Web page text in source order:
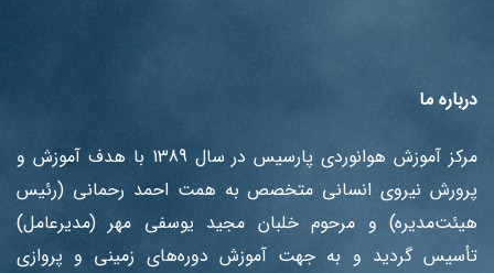
درباره ما
مرکز آموزش هوانوردی پارسیس در سال 1389 با هدف آموزش ‌و
پرورش نیروی انسانی متخصص به همت احمد رحمانی (رئیس
هیئت‌مدیره) و مرحوم خلبان مجید یوسفی مهر (مدیرعامل)
تأسیس گردید و به جهت آموزش دوره‌های زمینی و پروازی